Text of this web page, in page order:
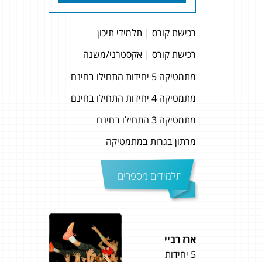
רכישת קורס | תלמידי תיכון
רכישת קורס | אקסטרני/משנה
מתמטיקה 5 יחידות התחילו בחינם
מתמטיקה 4 יחידות התחילו בחינם
מתמטיקה 3 התחילו בחינם
מרתון בגרות במתמטיקה
תלמידים מספרים
ארז רביי
5 יחידות